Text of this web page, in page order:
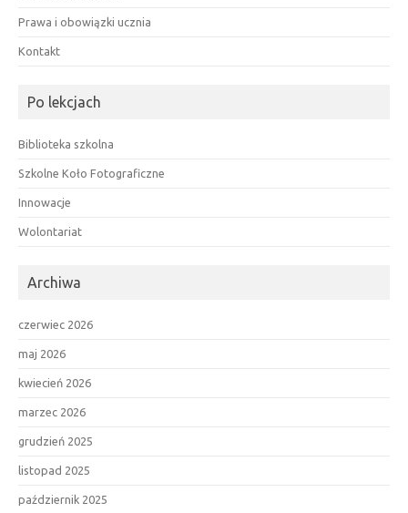
Prawa i obowiązki ucznia
Kontakt
Po lekcjach
Biblioteka szkolna
Szkolne Koło Fotograficzne
Innowacje
Wolontariat
Archiwa
czerwiec 2026
maj 2026
kwiecień 2026
marzec 2026
grudzień 2025
listopad 2025
październik 2025